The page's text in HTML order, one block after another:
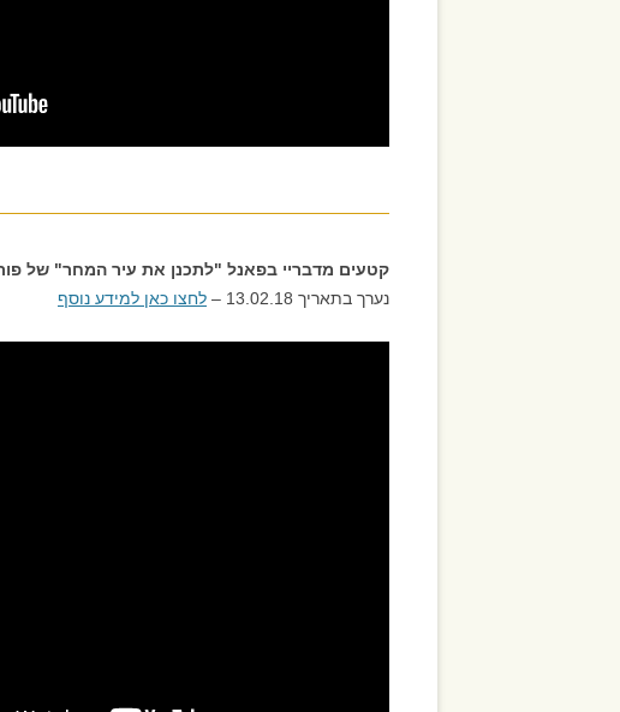
קטעים מדבריי בפאנל "לתכנן את עיר המחר" של
נערך בתאריך 13.02.18 –
לחצו כאן למידע נוסף